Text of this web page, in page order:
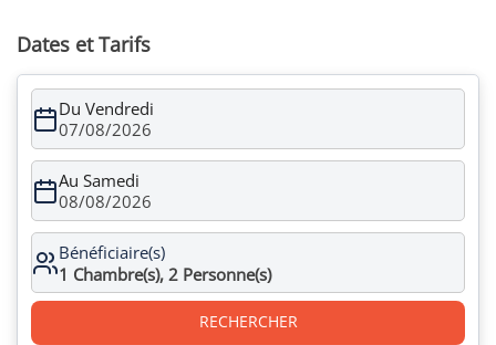
Dates et Tarifs
Du Vendredi
07/08/2026
Au Samedi
08/08/2026
Bénéficiaire(s)
1 Chambre(s), 2 Personne(s)
RECHERCHER